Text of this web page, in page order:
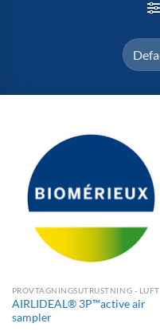
PROVTAGNINGSUTRUSTNING - LUFT
AIRLIDEAL® 3P™active air
sampler